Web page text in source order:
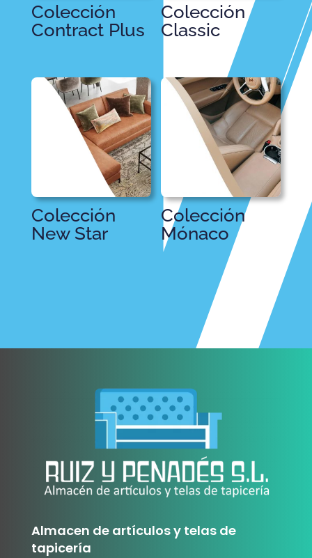
Colección
Contract Plus
Colección
Classic
Colección
New Star
Colección
Mónaco
Almacen de artículos y telas de
tapicería